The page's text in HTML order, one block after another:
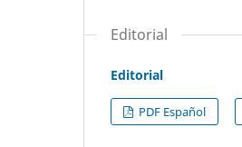
Editorial
Editorial
PDF Español